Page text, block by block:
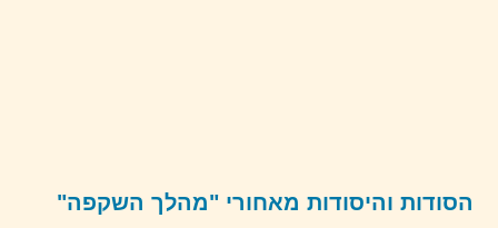
הסודות והיסודות מאחורי "מהלך השקפה"